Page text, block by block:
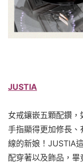
JUSTIA
女戒鑲嵌五顆配鑽
手指顯得更加修長
線的新娘！JUSTIA
配穿著以及飾品，畢